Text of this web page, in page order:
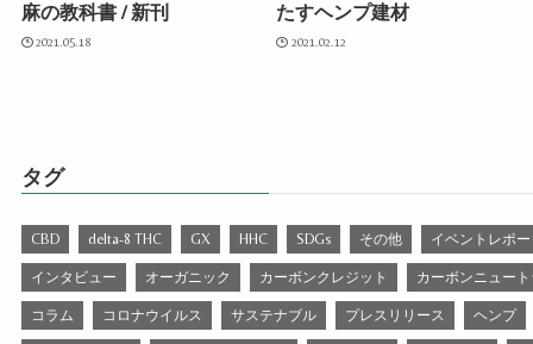
麻の教科書 / 新刊
2021.05.18
たすヘンプ建材
2021.02.12
タグ
CBD delta-8 THC GX HHC SDGs その他 イベントレポ
インタビュー オーガニック カーボンクレジット カーボンニュー
コラム コロナウイルス サステナブル プレスリリース ヘンプ